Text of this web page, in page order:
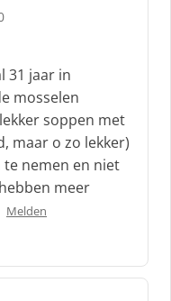
31 jaar in
mosselen
soppen met
maar o zo lekker)
te nemen en niet
meer
Melden